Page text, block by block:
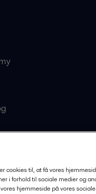
LAVAL
cookies til, at få vores
i forhold til sociale medier og
hjemmeside på vores